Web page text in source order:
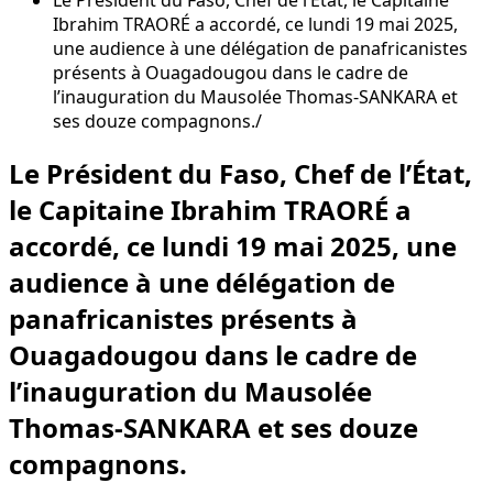
Ibrahim TRAORÉ a accordé, ce lundi 19 mai 2025,
une audience à une délégation de panafricanistes
présents à Ouagadougou dans le cadre de
l’inauguration du Mausolée Thomas-SANKARA et
ses douze compagnons.
Le Président du Faso, Chef de l’État,
le Capitaine Ibrahim TRAORÉ a
accordé, ce lundi 19 mai 2025, une
audience à une délégation de
panafricanistes présents à
Ouagadougou dans le cadre de
l’inauguration du Mausolée
Thomas-SANKARA et ses douze
compagnons.